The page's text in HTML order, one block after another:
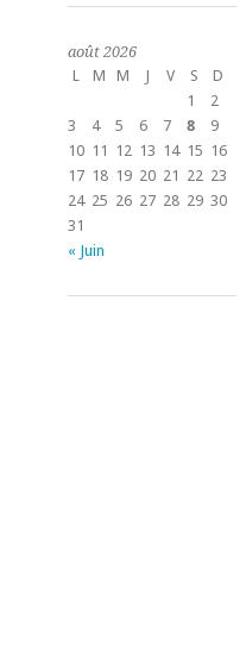
août 2026
L
M M J V S
D
1
2
3
4 5 6 7 8
9
10 11 12 13 14 15 16
17 18 19 20 21 22 23
24 25 26 27 28 29 30
31
« Juin